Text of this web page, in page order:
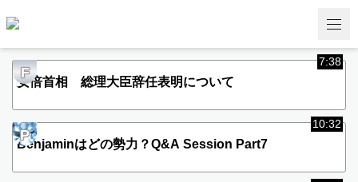
F
7:38
安倍首相 総理大臣辞任表明について
P
10:32
Benjaminはどの勢力？Q&A Session Part7